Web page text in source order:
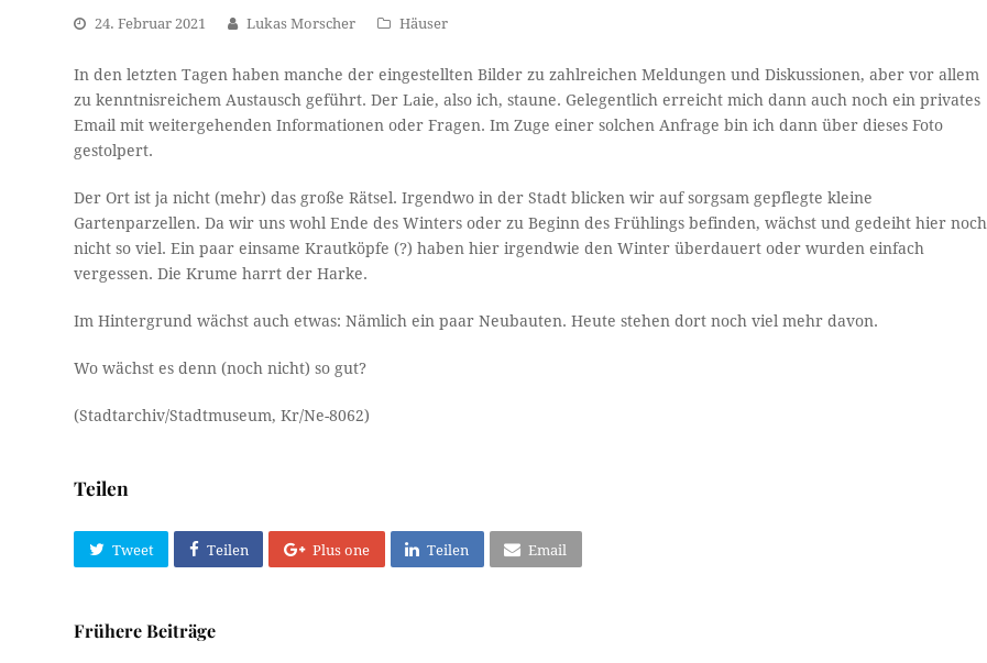
24. Februar 2021 Lukas Morscher Häuser
In den letzten Tagen haben manche der eingestellten Bilder zu zahlreichen Meldungen und Diskussionen, aber vor allem
zu kenntnisreichem Austausch geführt. Der Laie, also ich, staune. Gelegentlich erreicht mich dann auch noch ein privates
Email mit weitergehenden Informationen oder Fragen. Im Zuge einer solchen Anfrage bin ich dann über dieses Foto
gestolpert.
Der Ort ist ja nicht (mehr) das große Rätsel. Irgendwo in der Stadt blicken wir auf sorgsam gepflegte kleine
Gartenparzellen. Da wir uns wohl Ende des Winters oder zu Beginn des Frühlings befinden, wächst und gedeiht hier noch
nicht so viel. Ein paar einsame Krautköpfe (?) haben hier irgendwie den Winter überdauert oder wurden einfach
vergessen. Die Krume harrt der Harke.
Im Hintergrund wächst auch etwas: Nämlich ein paar Neubauten. Heute stehen dort noch viel mehr davon.
Wo wächst es denn (noch nicht) so gut?
(Stadtarchiv/Stadtmuseum, Kr/Ne-8062)
Teilen
Tweet Teilen Plus one Teilen Email
Frühere Beiträge